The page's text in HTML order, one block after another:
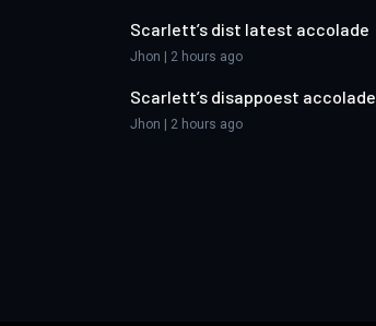
Scarlett’s dist latest accolade
Jhon | 2 hours ago
Scarlett’s disappoest accolade
Jhon | 2 hours ago